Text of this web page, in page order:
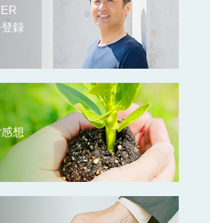
録
想